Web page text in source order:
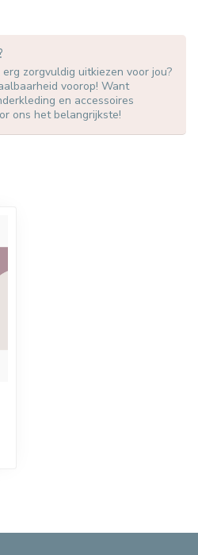
zorgvuldig uitkiezen voor jou?
voorop! Want
en accessoires
ons het belangrijkste!